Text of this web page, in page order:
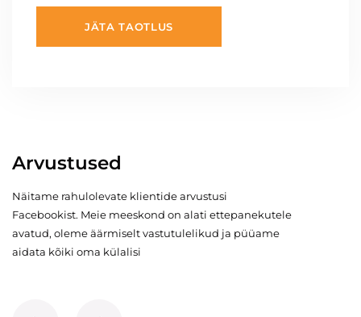
JÄTA TAOTLUS
Arvustused
Näitame rahulolevate klientide arvustusi
Facebookist. Meie meeskond on alati ettepanekutele
avatud, oleme äärmiselt vastutulelikud ja püüame
aidata kõiki oma külalisi